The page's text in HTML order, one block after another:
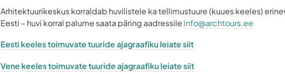
Arhitektuurikeskus korraldab huvilistele ka tellimustuure (kuues keeles)
Eesti – huvi korral palume saata päring aadressile info@archtours.ee
Eesti keeles toimuvate tuuride ajagraafiku leiate siit
Vene keeles toimuvate tuuride ajagraafiku leiate siit